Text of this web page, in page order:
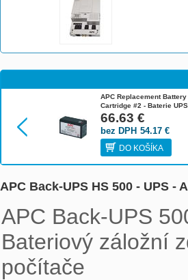
APC Replacement Battery
Cartridge #2 - Baterie UPS
- 1 x olovo-kyselina -
černá - pro P/N: AP250, B
RBC2
66.63 €
54.17 €
bez DPH
DO KOŠÍKA
APC Back-UPS HS 500 - UPS -
APC Back-UPS
Bateriový záložní
počítače